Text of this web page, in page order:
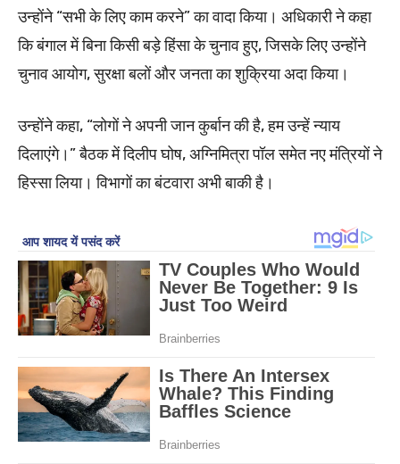
उन्होंने “सभी के लिए काम करने” का वादा किया। अधिकारी ने कहा
कि बंगाल में बिना किसी बड़े हिंसा के चुनाव हुए, जिसके लिए उन्होंने
चुनाव आयोग, सुरक्षा बलों और जनता का शुक्रिया अदा किया।
उन्होंने कहा, “लोगों ने अपनी जान कुर्बान की है, हम उन्हें न्याय
दिलाएंगे।” बैठक में दिलीप घोष, अग्निमित्रा पॉल समेत नए मंत्रियों ने
हिस्सा लिया। विभागों का बंटवारा अभी बाकी है।